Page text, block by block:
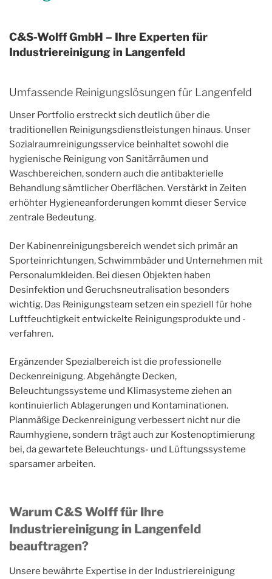
C&S-Wolff GmbH – Ihre Experten für
Industriereinigung in Langenfeld
Umfassende Reinigungslösungen für Langenfeld
Unser Portfolio erstreckt sich deutlich über die
traditionellen Reinigungsdienstleistungen hinaus. Unser
Sozialraumreinigungsservice beinhaltet sowohl die
hygienische Reinigung von Sanitärräumen und
Waschbereichen, sondern auch die antibakterielle
Behandlung sämtlicher Oberflächen. Verstärkt in Zeiten
erhöhter Hygieneanforderungen kommt dieser Service
zentrale Bedeutung.
Der Kabinenreinigungsbereich wendet sich primär an
Sporteinrichtungen, Schwimmbäder und Unternehmen mit
Personalumkleiden. Bei diesen Objekten haben
Desinfektion und Geruchsneutralisation besonders
wichtig. Das Reinigungsteam setzen ein speziell für hohe
Luftfeuchtigkeit entwickelte Reinigungsprodukte und -
verfahren.
Ergänzender Spezialbereich ist die professionelle
Deckenreinigung. Abgehängte Decken,
Beleuchtungssysteme und Klimasysteme ziehen an
kontinuierlich Ablagerungen und Kontaminationen.
Planmäßige Deckenreinigung verbessert nicht nur die
Raumhygiene, sondern trägt auch zur Kostenoptimierung
bei, da gewartete Beleuchtungs- und Lüftungssysteme
sparsamer arbeiten.
Warum C&S Wolff für Ihre
Industriereinigung in Langenfeld
beauftragen?
Unsere bewährte Expertise in der Industriereinigung